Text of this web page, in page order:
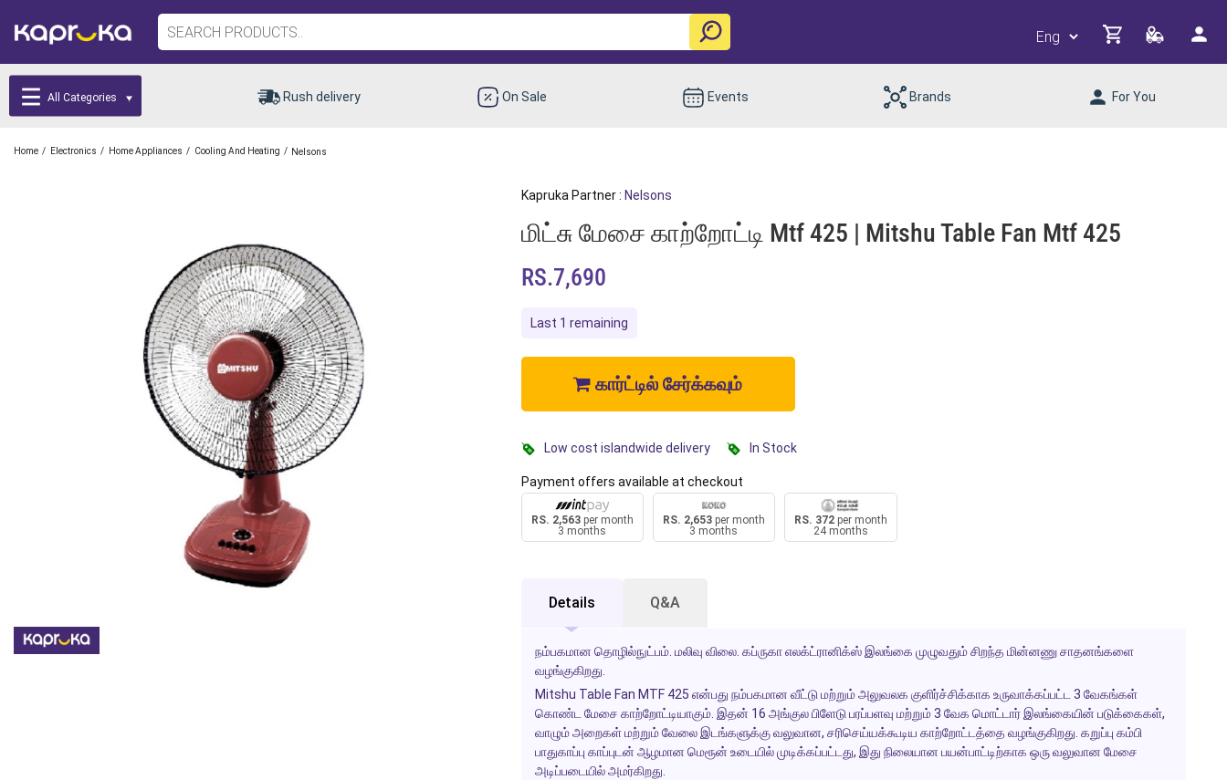
All Categories Rush delivery On Sale Events Brands For You
Home / Electronics / Home Appliances / Cooling And Heating / Nelsons
Kapruka Partner : Nelsons
மிட்சு மேசை காற்றோட்டி Mtf 425 | Mitshu Table Fan Mtf 425
RS.7,690
Last 1 remaining
கார்ட்டில் சேர்க்கவும்
Low cost islandwide delivery In Stock
Payment offers available at checkout
RS. 2,563per month
3 months
RS. 2,653per month
3 months
RS. 372per month
24 months
Details Q&A
நம்பகமான தொழில்நுட்பம். மலிவு விலை. கப்ருகா எலக்ட்ரானிக்ஸ் இலங்கை முழுவதும் சிறந்த மின்னணு சாதனங்களை
வழங்குகிறது.
Mitshu Table Fan MTF 425 என்பது நம்பகமான வீட்டு மற்றும் அலுவலக குளிர்ச்சிக்காக உருவாக்கப்பட்ட 3 வேகங்கள்
கொண்ட மேசை காற்றோட்டியாகும். இதன் 16 அங்குல பிளேடு பரப்பளவு மற்றும் 3 வேக மொட்டார் இலங்கையின் படுக்கைகள்,
வாழும் அறைகள் மற்றும் வேலை இடங்களுக்கு வலுவான, சரிசெய்யக்கூடிய காற்றோட்டத்தை வழங்குகிறது. கறுப்பு கம்பி
பாதுகாப்பு காப்புடன் ஆழமான மெரூன் உடையில் முடிக்கப்பட்டது, இது நிலையான பயன்பாட்டிற்காக ஒரு வலுவான மேசை
அடிப்படையில் அமர்கிறது.